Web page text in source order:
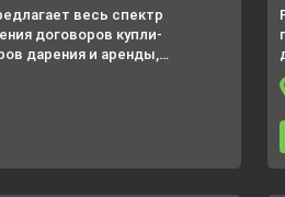
весь спектр
договоров купли-
дарения и аренды,
сложных задач